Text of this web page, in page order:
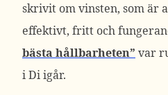
skrivit om vinsten, som är
effektivt, fritt och
bästa hållbarheten” var
i Di igår.